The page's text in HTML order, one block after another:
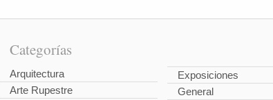
Categorías
Arquitectura
Arte Rupestre
Exposiciones
General